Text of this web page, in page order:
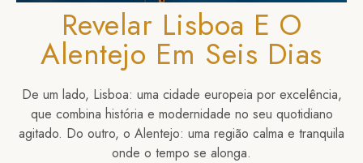
Revelar Lisboa E O
Alentejo Em Seis Dias
De um lado, Lisboa: uma cidade europeia por excelência,
que combina história e modernidade no seu quotidiano
agitado. Do outro, o Alentejo: uma região calma e tranquila
onde o tempo se alonga.